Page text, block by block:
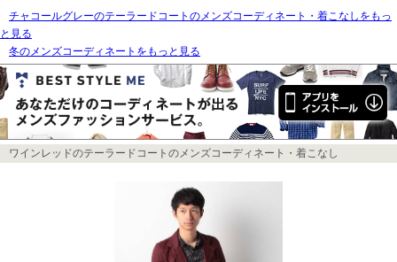
チャコールグレーのテーラードコートのメンズコーディネート・着こなしをもっ
と見る
冬のメンズコーディネートをもっと見る
ワインレッドのテーラードコートのメンズコーディネート・着こなし